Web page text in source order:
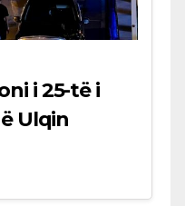
i 25-të i
Ulqin